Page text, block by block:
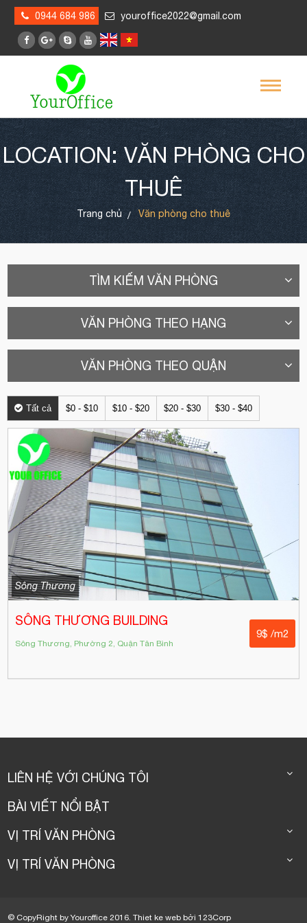
0944 684 986 youroffice2022@gmail.com
LOCATION: VĂN PHÒNG CHO
THUÊ
Trang chủ Văn phòng cho thuê
TÌM KIẾM VĂN PHÒNG
VĂN PHÒNG THEO HẠNG
VĂN PHÒNG THEO QUẬN
Tất cả $0 - $10 $10 - $20 $20 - $30 $30 - $40
Sông Thương
SÔNG THƯƠNG BUILDING
Sông Thương, Phường 2, Quận Tân Bình
9$ /m2
LIÊN HỆ VỚI CHÚNG TÔI
BÀI VIẾT NỔI BẬT
VỊ TRÍ VĂN PHÒNG
VỊ TRÍ VĂN PHÒNG
© CopyRight by Youroffice 2016.Thiet ke web bởi123Corp